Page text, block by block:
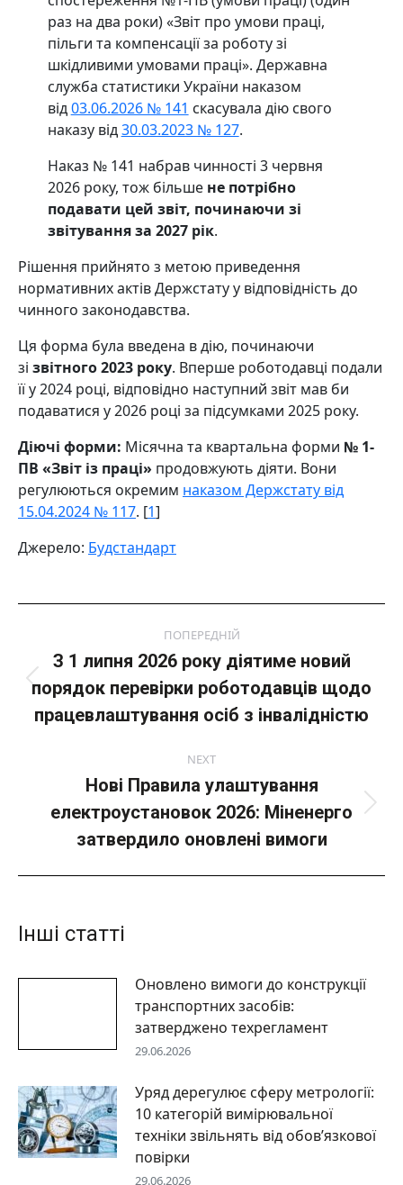
раз на два роки) «Звіт про умови праці,
пільги та компенсації за роботу зі
шкідливими умовами праці». Державна
служба статистики України наказом
від03.06.2026 № 141 скасувала дію свого
наказу від30.03.2023 № 127.
Наказ № 141 набрав чинності 3 червня
2026 року, тож більше не потрібно
подавати цей звіт, починаючи зі
звітування за 2027 рік.
Рішення прийнято з метою приведення
нормативних актів Держстату у відповідність до
чинного законодавства.
Ця форма була введена в дію, починаючи
зі звітного 2023 року. Вперше роботодавці подали
її у 2024 році, відповідно наступний звіт мав би
подаватися у 2026 році за підсумками 2025 року.
Діючі форми: Місячна та квартальна форми № 1-
ПВ «Звіт із праці» продовжують діяти. Вони
регулюються окремим наказом Держстату від
15.04.2024 № 117. [1]
Джерело: Будстандарт
ПОПЕРЕДНІЙ
Попередній
пост:
З 1 липня 2026 року діятиме новий
порядок перевірки роботодавців щодо
працевлаштування осіб з інвалідністю
NEXT
Next
post:
Нові Правила улаштування
електроустановок 2026: Міненерго
затвердило оновлені вимоги
Інші статті
Оновлено вимоги до конструкції
транспортних засобів:
затверджено техрегламент
29.06.2026
Уряд дерегулює сферу метрології:
10 категорій вимірювальної
техніки звільнять від обов’язкової
повірки
29.06.2026